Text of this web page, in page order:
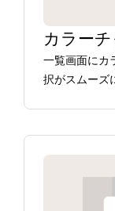
カラー
一覧画面にカ
択がスムーズ